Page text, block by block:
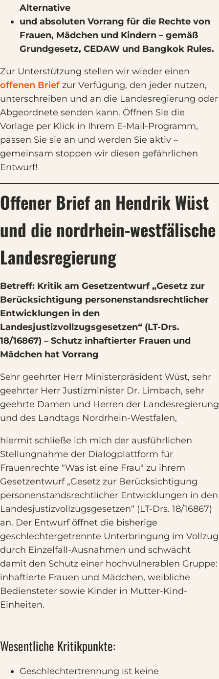
Alternative
und absoluten Vorrang für die Rechte von
Frauen, Mädchen und Kindern – gemäß
Grundgesetz, CEDAW und Bangkok Rules.
Zur Unterstützung stellen wir wieder einen
offenen Brief zur Verfügung, den jeder nutzen,
unterschreiben und an die Landesregierung oder
Abgeordnete senden kann. Öffnen Sie die
Vorlage per Klick in Ihrem E-Mail-Programm,
passen Sie sie an und werden Sie aktiv –
gemeinsam stoppen wir diesen gefährlichen
Entwurf!
Offener Brief an Hendrik Wüst
und die nordrhein-westfälische
Landesregierung
Betreff: Kritik am Gesetzentwurf „Gesetz zur
Berücksichtigung personenstandsrechtlicher
Entwicklungen in den
Landesjustizvollzugsgesetzen“ (LT-Drs.
18/16867) – Schutz inhaftierter Frauen und
Mädchen hat Vorrang
Sehr geehrter Herr Ministerpräsident Wüst, sehr
geehrter Herr Justizminister Dr. Limbach, sehr
geehrte Damen und Herren der Landesregierung
und des Landtags Nordrhein-Westfalen,
hiermit schließe ich mich der ausführlichen
Stellungnahme der Dialogplattform für
Frauenrechte "Was ist eine Frau" zu ihrem
Gesetzentwurf „Gesetz zur Berücksichtigung
personenstandsrechtlicher Entwicklungen in den
Landesjustizvollzugsgesetzen“ (LT-Drs. 18/16867)
an. Der Entwurf öffnet die bisherige
geschlechtergetrennte Unterbringung im Vollzug
durch Einzelfall-Ausnahmen und schwächt
damit den Schutz einer hochvulnerablen Gruppe:
inhaftierte Frauen und Mädchen, weibliche
Bediensteter sowie Kinder in Mutter-Kind-
Einheiten.
Wesentliche Kritikpunkte:
Geschlechtertrennung ist keine